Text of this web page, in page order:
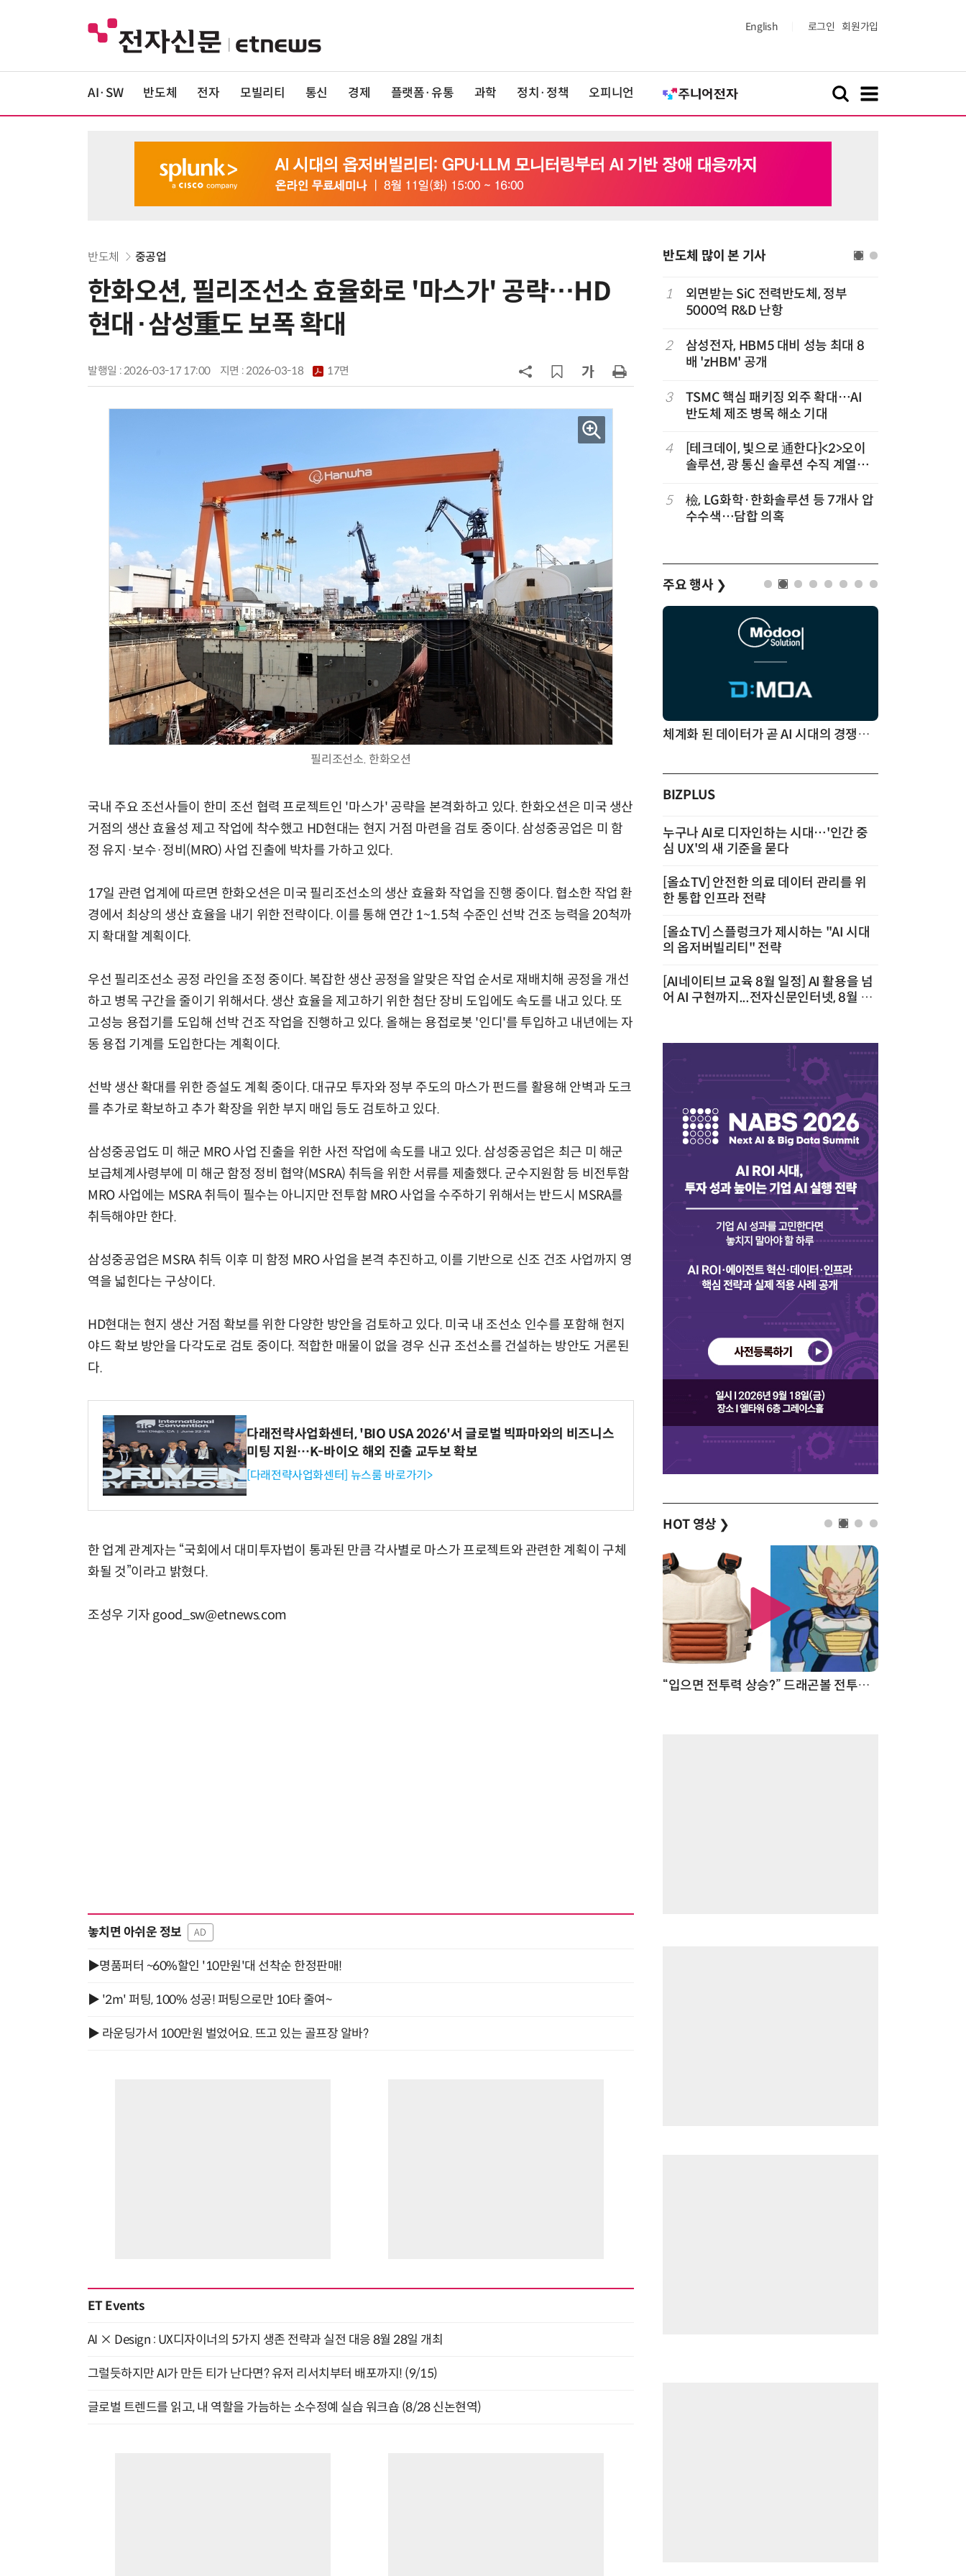
English 로그인 회원가입
AI·SW 반도체 전자 모빌리티 통신 경제 플랫폼·유통 과학 정치·정책 오피니언
반도체 중공업
한화오션, 필리조선소 효율화로 '마스가' 공략…HD
현대·삼성重도 보폭 확대
발행일 : 2026-03-17 17:00 지면 :2026-03-18 17면
필리조선소. 한화오션
국내 주요 조선사들이 한미 조선 협력 프로젝트인 '마스가' 공략을 본격화하고 있다. 한화오션은 미국 생산
거점의 생산 효율성 제고 작업에 착수했고 HD현대는 현지 거점 마련을 검토 중이다. 삼성중공업은 미 함
정 유지·보수·정비(MRO) 사업 진출에 박차를 가하고 있다.
17일 관련 업계에 따르면 한화오션은 미국 필리조선소의 생산 효율화 작업을 진행 중이다. 협소한 작업 환
경에서 최상의 생산 효율을 내기 위한 전략이다. 이를 통해 연간 1~1.5척 수준인 선박 건조 능력을 20척까
지 확대할 계획이다.
우선 필리조선소 공정 라인을 조정 중이다. 복잡한 생산 공정을 알맞은 작업 순서로 재배치해 공정을 개선
하고 병목 구간을 줄이기 위해서다. 생산 효율을 제고하기 위한 첨단 장비 도입에도 속도를 내고 있다. 또
고성능 용접기를 도입해 선박 건조 작업을 진행하고 있다. 올해는 용접로봇 '인디'를 투입하고 내년에는 자
동 용접 기계를 도입한다는 계획이다.
선박 생산 확대를 위한 증설도 계획 중이다. 대규모 투자와 정부 주도의 마스가 펀드를 활용해 안벽과 도크
를 추가로 확보하고 추가 확장을 위한 부지 매입 등도 검토하고 있다.
삼성중공업도 미 해군 MRO 사업 진출을 위한 사전 작업에 속도를 내고 있다. 삼성중공업은 최근 미 해군
보급체계사령부에 미 해군 함정 정비 협약(MSRA) 취득을 위한 서류를 제출했다. 군수지원함 등 비전투함
MRO 사업에는 MSRA 취득이 필수는 아니지만 전투함 MRO 사업을 수주하기 위해서는 반드시 MSRA를
취득해야만 한다.
삼성중공업은 MSRA 취득 이후 미 함정 MRO 사업을 본격 추진하고, 이를 기반으로 신조 건조 사업까지 영
역을 넓힌다는 구상이다.
HD현대는 현지 생산 거점 확보를 위한 다양한 방안을 검토하고 있다. 미국 내 조선소 인수를 포함해 현지
야드 확보 방안을 다각도로 검토 중이다. 적합한 매물이 없을 경우 신규 조선소를 건설하는 방안도 거론된
다.
다래전략사업화센터, 'BIO USA 2026'서 글로벌 빅파마와의 비즈니스
미팅 지원…K-바이오 해외 진출 교두보 확보
[다래전략사업화센터] 뉴스룸 바로가기>
한 업계 관계자는 “국회에서 대미투자법이 통과된 만큼 각사별로 마스가 프로젝트와 관련한 계획이 구체
화될 것”이라고 밝혔다.
조성우 기자 good_sw@etnews.com
놓치면 아쉬운 정보 AD
▶명품퍼터 ~60%할인 '10만원'대 선착순 한정판매!
▶ '2m' 퍼팅, 100% 성공! 퍼팅으로만 10타 줄여~
▶ 라운딩가서 100만원 벌었어요. 뜨고 있는 골프장 알바?
ET Events
AI × Design : UX디자이너의 5가지 생존 전략과 실전 대응 8월 28일 개최
그럴듯하지만 AI가 만든 티가 난다면? 유저 리서치부터 배포까지! (9/15)
글로벌 트렌드를 읽고, 내 역할을 가늠하는 소수정예 실습 워크숍 (8/28 신논현역)
반도체 많이 본 기사
6
AMD, 데이터센터 매출 2배 급증…2
여 대기업 파격 혜택 줘라
트북 공략 본격화…MSI 모니터 공개
소프트피브이·성균관대, 실내용 3차
원 구형 태양전지 IEC 국제표준 개발
과제 공식 승인
10
인텔 오하이오 팹 '초과근무' 공사 가
속…외부 파트너 유치 포석
1
외면받는 SiC 전력반도체, 정부
5000억 R&D 난항
2
삼성전자, HBM5 대비 성능 최대 8
배 'zHBM' 공개
3
TSMC 핵심 패키징 외주 확대…AI
반도체 제조 병목 해소 기대
4
[테크데이, 빛으로 通한다]<2>오이
솔루션, 광 통신 솔루션 수직 계열
략'
5
檢, LG화학·한화솔루션 등 7개사 압
수수색…담합 의혹
주요 행사 ❯
AI Native Enterprise를 지원하는 AI Ready Data 플랫폼 활용 전략 체계화 된 데이터가 곧 AI 시대의 경쟁력이다
BIZPLUS
누구나 AI로 디자인하는 시대…'인간 중
심 UX'의 새 기준을 묻다
[올쇼TV] 안전한 의료 데이터 관리를 위
한 통합 인프라 전략
[올쇼TV] 스플렁크가 제시하는 "AI 시대
의 옵저버빌리티" 전략
[AI네이티브 교육 8월 일정] AI 활용을 넘
어 AI 구현까지...전자신문인터넷, 8월 실
HOT 영상 ❯
“입으면 전투력 상승?” 드래곤볼 전투복 닮은 중량조끼